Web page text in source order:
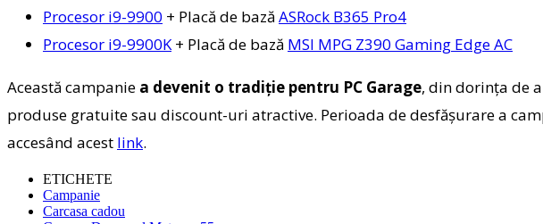
Procesor i9-9900 + Placă de bază ASRock B365 Pro4
Procesor i9-9900K+ Placă de bază MSI MPG Z390 Gaming Edge AC
Această campanie a devenit o tradiție pentru PC Garage, din dorința de
produse gratuite sau discount-uri atractive. Perioada de desfășurare a
accesând acest link.
ETICHETE
Campanie
Carcasa cadou